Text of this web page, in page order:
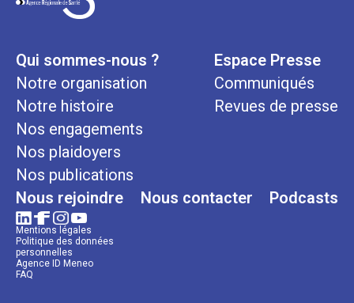
Qui sommes-nous ?
Notre organisation
Notre histoire
Nos engagements
Nos plaidoyers
Nos publications
Espace Presse
Communiqués
Revues de presse
Nous rejoindre Nous contacter Podcasts
Mentions légales
Politique des données
personnelles
Agence ID Meneo
FAQ